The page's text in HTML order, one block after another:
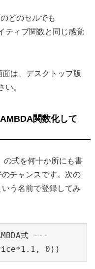
どのセルでも
ティブ関数と同じ感覚
は、デスクトップ版
い。
関数化して
の式を何十か所にも書
チャンスです。次の
いう名前で登録してみ
式 ---
0))